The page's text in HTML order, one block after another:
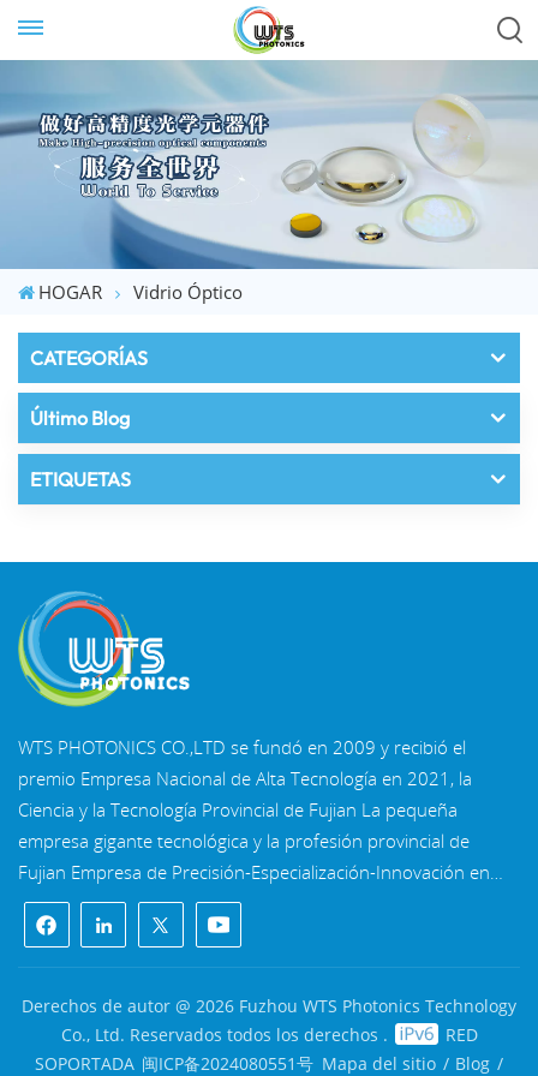
HOGAR Vidrio Óptico
CATEGORÍAS
Último Blog
ETIQUETAS
WTS PHOTONICS CO.,LTD se fundó en 2009 y recibió el
premio Empresa Nacional de Alta Tecnología en 2021, la
Ciencia y la Tecnología Provincial de Fujian La pequeña
empresa gigante tecnológica y la profesión provincial de
Fujian Empresa de Precisión-Especialización-Innovación en
2022. WTS se ubica en el Hermosa ciudad costera del sureste,
Fuzhou, una famosa ciudad óptica en China. WTS cuenta
con 11.000 metros cuadrados de naves industriales
estandarizadas, un grupo de personal técnico calificado y un
sistema completo de procesamiento óptico, Sistema de
recubrimiento, sistema de ensamblaje y sistema de control de
Derechos de autor @ 2026 Fuzhou WTS Photonics Technology
Co., Ltd. Reservados todos los derechos .
RED
SOPORTADA 闽ICP备2024080551号 Mapa del sitio / Blog /